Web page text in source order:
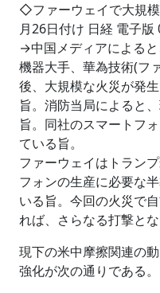
◇ファーウェイで大規
月26日付け 日経 電子版
→中国メディアによる
機器大手、華為技術(フ
後、大規模な火災が発
旨。消防当局によると
旨。同社のスマートフ
ている旨。
ファーウェイはトラン
フォンの生産に必要な
いる旨。今回の火災で
れば、さらなる打撃とな
現下の米中摩擦関連の
強化が次の通りである。